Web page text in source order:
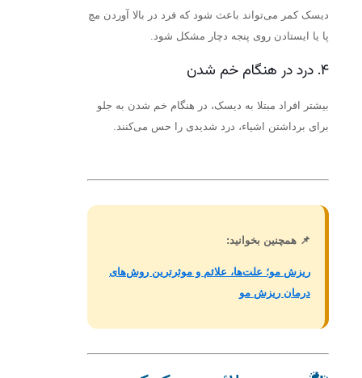
دیسک کمر می‌تواند باعث شود که فرد در بالا آوردن مچ
پا یا ایستادن روی پنجه دچار مشکل شود.
۴. درد در هنگام خم شدن
بیشتر افراد مبتلا به دیسک، در هنگام خم شدن به جلو
برای برداشتن اشیاء، درد شدیدی را حس می‌کنند.
📌 همچنین بخوانید:
ریزش مو؛ علت‌ها، علائم و موثرترین روش‌های
درمان ریزش مو